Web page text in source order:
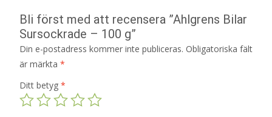
Bli först med att recensera ”Ahlgrens Bilar
Sursockrade – 100 g”
Din e-postadress kommer inte publiceras. Obligatoriska fält
är märkta *
Ditt betyg *